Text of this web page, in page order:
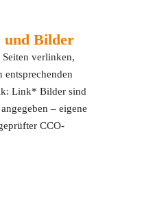
und Bilder
verlinken,
entsprechenden
Link* Bilder sind
– eigene
CCO-